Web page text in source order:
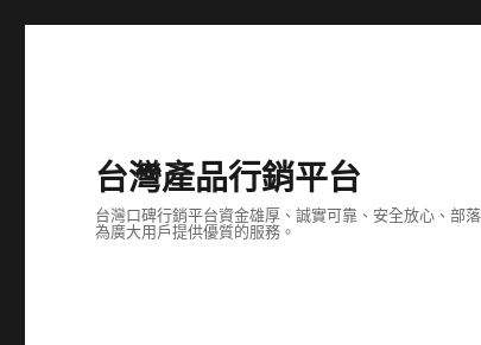
台灣產品行銷平台
台灣口碑行銷平台資金雄厚、誠實可靠、安全放心、部
為廣大用戶提供優質的服務。